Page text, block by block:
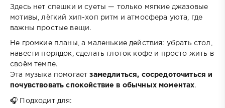
Здесь нет спешки и суеты — только мягкие джазовые
мотивы, лёгкий хип-хоп ритм и атмосфера уюта, где
важны простые вещи.
Не громкие планы, а маленькие действия: убрать стол,
навести порядок, сделать глоток кофе и просто жить в
своём темпе.
Эта музыка помогаетзамедлиться, сосредоточиться и
почувствовать спокойствие в обычных моментах.
🎧 Подходит для: